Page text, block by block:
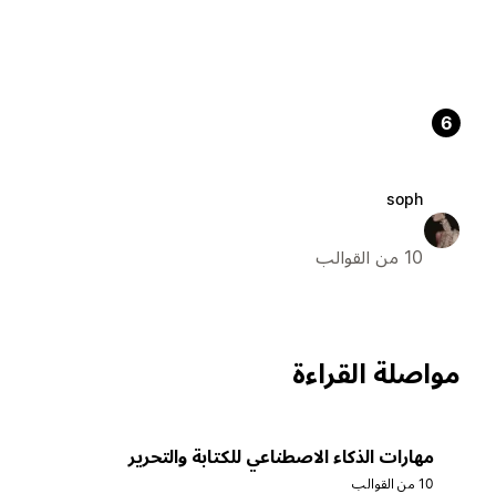
6
soph
10 من القوالب
مواصلة القراءة
مهارات الذكاء الاصطناعي للكتابة والتحرير
10 من القوالب